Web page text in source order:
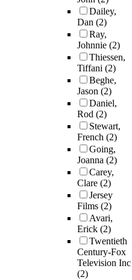
Dailey,
Dan (2)
Ray,
Johnnie (2)
Thiessen,
Tiffani (2)
Beghe,
Jason (2)
Daniel,
Rod (2)
Stewart,
French (2)
Going,
Joanna (2)
Carey,
Clare (2)
Jersey
Films (2)
Avari,
Erick (2)
Twentieth
Century-Fox
Television Inc
(2)